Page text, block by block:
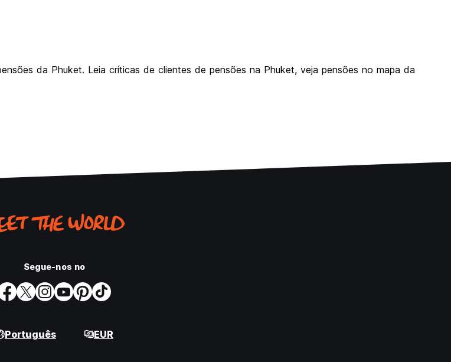
da Phuket. Leia críticas de clientes de pensões na Phuket, veja pensões no mapa da
Segue-nos no
Português EUR